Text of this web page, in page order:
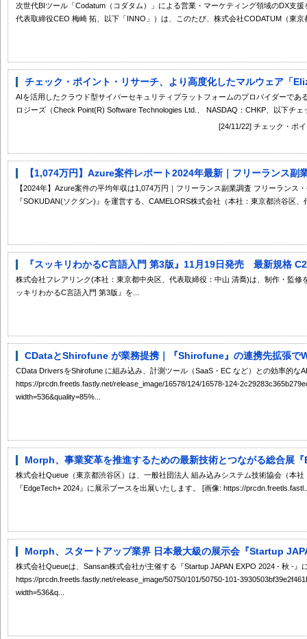
次世代BIツール「Codatum（コダタム）」による営業・マーケティング領域のDX支
代表取締役CEO 梅崎 拓、以下「INNO」）は、このたび、株式会社CODATUM（東京
チェック・ポイント・リサーチ、より高度化したマルウェア「
AIを活用したクラウド型サイバーセキュリティプラットフォームのプロバイダーであ
ロジーズ（Check Point(R) Software Technologies Ltd.、 NASDAQ：CHKP、以下チェ
[24/11/22] チェック・ポ
【1,074万円】Azure案件レポート2024年最新｜フリーランス副
【2024年】Azure案件の平均年収は1,074万円｜フリーランス副業調査 フリーランス
『SOKUDAN(ソクダン)』を運営する、CAMELORS株式会社（本社：東京都渋谷区、
『スッキリわかるC言語入門 第3版』11月19日発売 最新規格
株式会社フレアリンク(本社：東京都中央区、代表取締役：中山 清喬)は、制作・監
ッキリわかるC言語入門 第3版』を...
CDataとShirofune が業務提携｜『Shirofune』の連携先拡張で
CData DriversをShirofune に組み込み、計測ツール（SaaS・EC など）との効率的な
https://prcdn.freetls.fastly.net/release_image/16578/124/16578-124-
width=536&quality=85%...
Morph、事業変革を推進するための最新技術とつながる総合展
株式会社Queue（東京都渋谷区）は、一般社団法人 組み込みシステム技術協会（本
『EdgeTech+ 2024』に展示ブースを出展いたします。 [画像: https://
Morph、スタートアップ業界 日本最大級の展示会『Startup
株式会社Queueは、Sansan株式会社が主催する『Startup JAPAN EXPO 2024 - 秋 -』
https://prcdn.freetls.fastly.net/release_image/50750/101/50750-101-
width=536&q...